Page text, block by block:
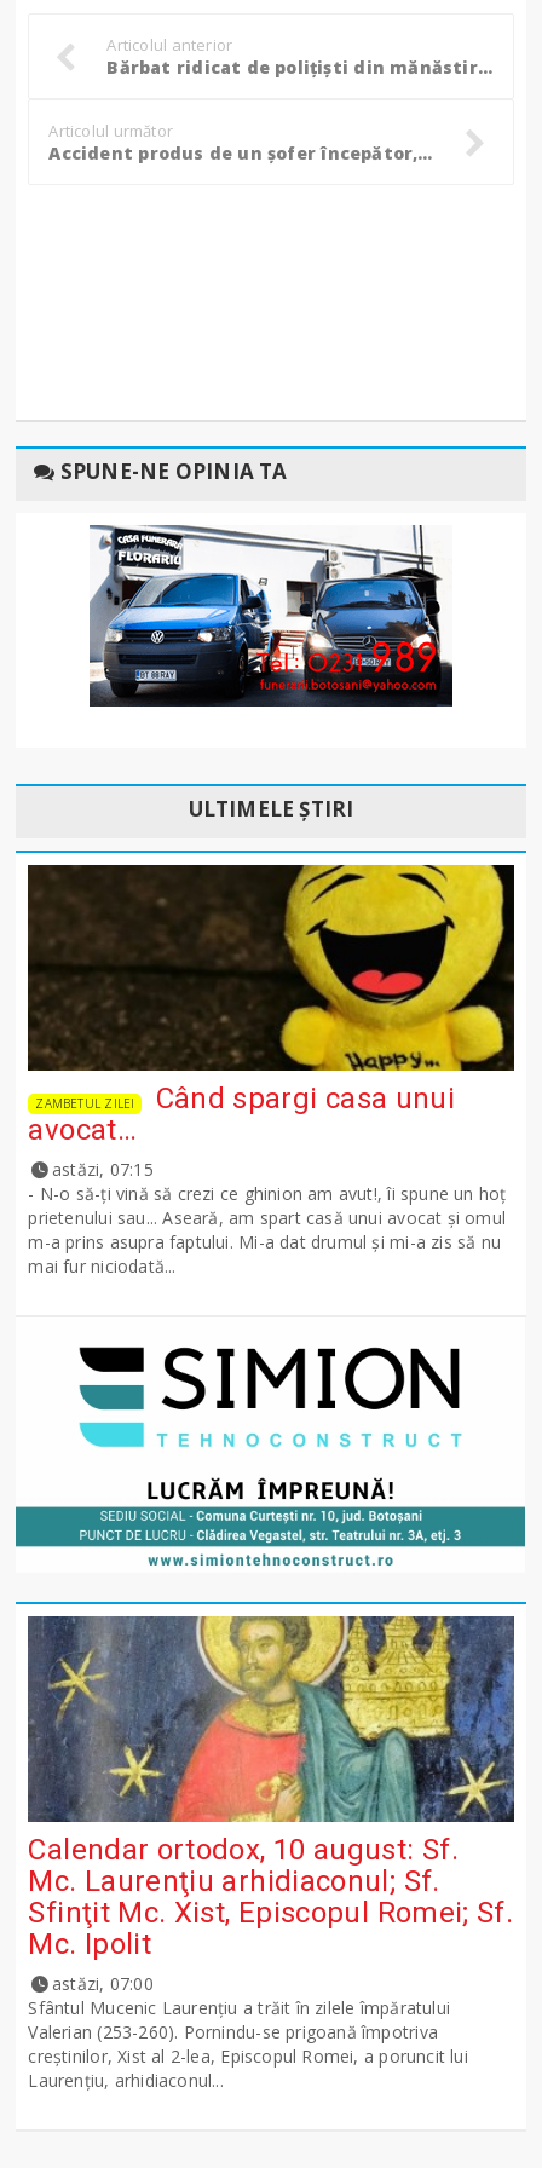
Articolul anterior
Bărbat ridicat de polițiști din mănăstire și adus sub escortă la Penitenciarul Botoșani
Articolul următor
Accident produs de un șofer începător, aflat sub aburii alcoolului
SPUNE-NE OPINIA TA
ULTIMELE ȘTIRI
ZAMBETUL ZILEI
Când spargi casa unui
avocat…
astăzi, 07:15
- N-o să-ţi vină să crezi ce ghinion am avut!, îi spune un hoţ
prietenului sau... Aseară, am spart casă unui avocat şi omul
m-a prins asupra faptului. Mi-a dat drumul şi mi-a zis să nu
mai fur niciodată...
Calendar ortodox, 10 august: Sf.
Mc. Laurenţiu arhidiaconul; Sf.
Sfinţit Mc. Xist, Episcopul Romei; Sf.
Mc. Ipolit
astăzi, 07:00
Sfântul Mucenic Laurenţiu a trăit în zilele împăratului
Valerian (253-260). Pornindu-se prigoană împotriva
creştinilor, Xist al 2-lea, Episcopul Romei, a poruncit lui
Laurenţiu, arhidiaconul...